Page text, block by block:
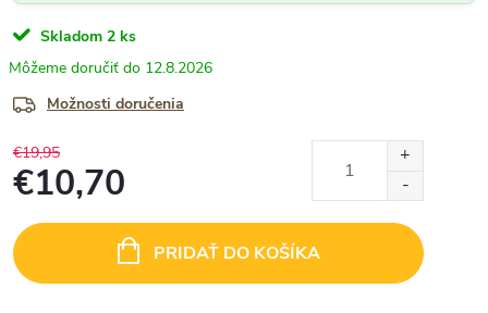
Skladom 2 ks
12.8.2026
Možnosti doručenia
€19,95
€10,70
cena:
PRIDAŤ DO KOŠÍKA